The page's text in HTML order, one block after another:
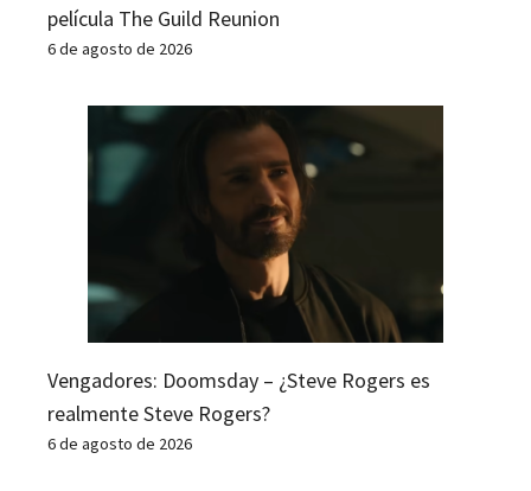
película The Guild Reunion
6 de agosto de 2026
Vengadores: Doomsday – ¿Steve Rogers es
realmente Steve Rogers?
6 de agosto de 2026